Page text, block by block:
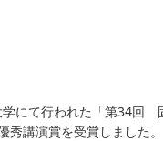
にて行われた「第34回
講演賞を受賞しました。